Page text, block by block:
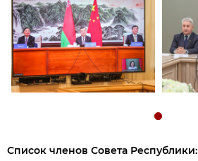
Список членов Совета Республики: